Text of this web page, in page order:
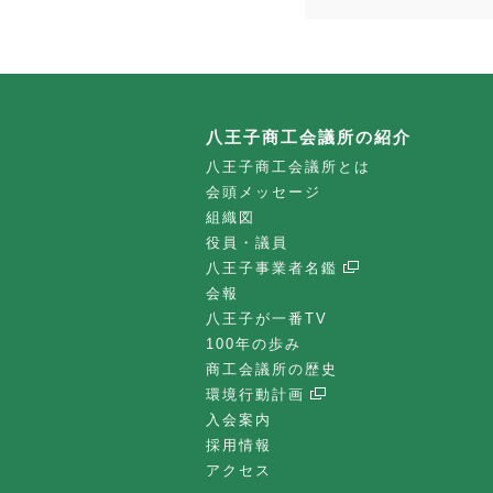
八王子商工会議所の紹介
八王子商工会議所とは
会頭メッセージ
組織図
役員・議員
八王子事業者名鑑
会報
八王子が一番TV
100年の歩み
商工会議所の歴史
環境行動計画
入会案内
採用情報
アクセス